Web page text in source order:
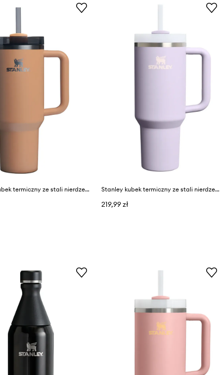
Stanley kubek termiczny ze stali nierdzewnej Quencher H2.O FlowState™ 1,18 l Stanley kubek termiczny ze stali nierdzewnej Quencher® H2.O FlowState™ 0.89L
219,99 zł